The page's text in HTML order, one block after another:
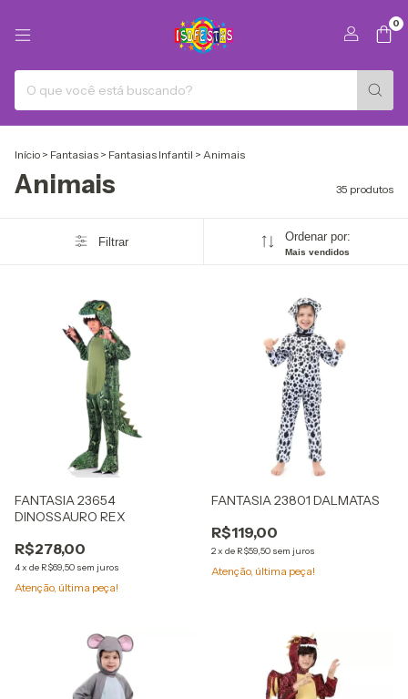
0
Início > Fantasias > Fantasias Infantil > Animais
Animais 35 produtos
Filtrar Ordenar por:
Mais vendidos
FANTASIA 23654
DINOSSAURO REX
R$278,00
4x de R$69,50 sem juros
Atenção, última peça!
FANTASIA 23801 DALMATAS
R$119,00
2x de R$59,50 sem juros
Atenção, última peça!